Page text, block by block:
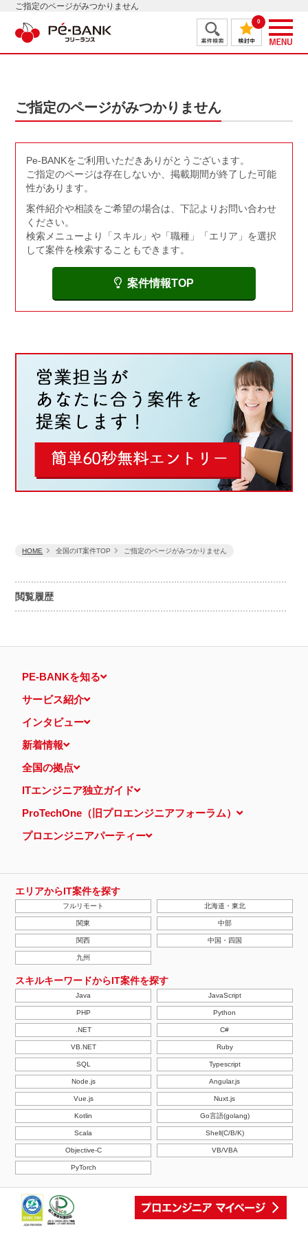
ご指定のページがみつかりません
0
閲覧履歴
HOME 全国のIT案件TOP ご指定のページがみつかりません
ご指定のページがみつかりません
Pe-BANKをご利用いただきありがとうございます。
ご指定のページは存在しないか、掲載期間が終了した可能
性があります。
案件紹介や相談をご希望の場合は、下記よりお問い合わせ
ください。
検索メニューより「スキル」や「職種」「エリア」を選択
して案件を検索することもできます。
案件情報TOP
PE-BANKを知る
サービス紹介
インタビュー
新着情報
全国の拠点
ITエンジニア独立ガイド
ProTechOne（旧プロエンジニアフォーラム）
プロエンジニアパーティー
エリアからIT案件を探す
フルリモート 北海道・東北
関東 中部
関西 中国・四国
九州
スキルキーワードからIT案件を探す
Java JavaScript
PHP Python
.NET C#
VB.NET Ruby
SQL Typescript
Node.js Angular.js
Vue.js Nuxt.js
Kotlin Go言語(golang)
Scala Shell(C/B/K)
Objective-C VB/VBA
PyTorch